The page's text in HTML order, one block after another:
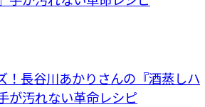
！長谷川あかりさんの『酒蒸しハ
が汚れない革命レシピ